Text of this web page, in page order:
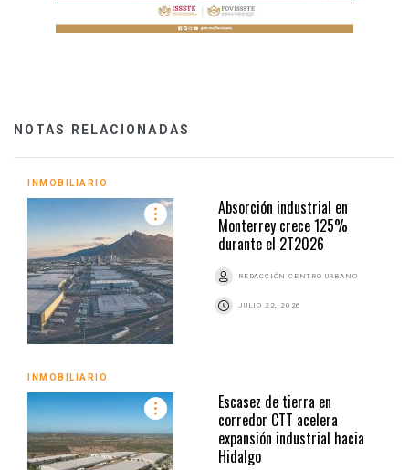
NOTAS RELACIONADAS
INMOBILIARIO
Absorción industrial en
Monterrey crece 125%
durante el 2T2026
REDACCIÓN CENTRO URBANO
JULIO 22, 2026
INMOBILIARIO
Escasez de tierra en
corredor CTT acelera
expansión industrial hacia
Hidalgo